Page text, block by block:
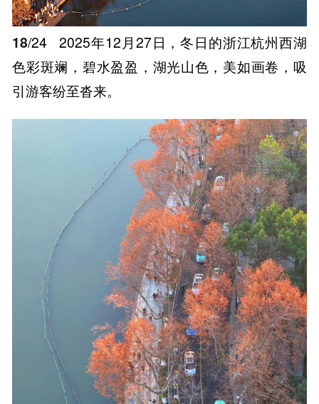
18/24
2025年12月27日，冬日的浙江杭州西湖
色彩斑斓，碧水盈盈，湖光山色，美如画卷，吸
引游客纷至沓来。